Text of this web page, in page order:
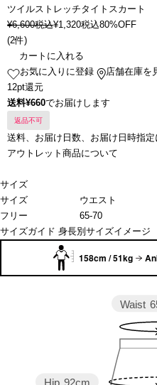
ツイルストレッチタイトスカート
¥6,600税込¥1,320税込80%OFF
(2件)
カートに入れる
お気に入りに登録
店舗在庫を
12pt還元
送料¥660でお届けします
返品不可
送料、お届け日数、お届け日時指定
アウトレット商品について
サイズ
サイズ
ウエスト
フリー
65-70
サイズガイド 身長別サイズイメージ
158cm / 51kg
Waist